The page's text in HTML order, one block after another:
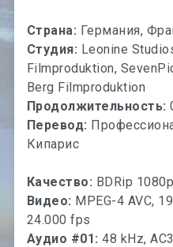
Страна: Германия,
Студия: Leonine
Filmproduktion,
Berg Filmproduktion
Продолжительность:
Перевод:
Кипарис
Качество: BDRip 1080p
Видео: MPEG-4 AVC,
24.000 fps
Аудио #01:48 kHz,